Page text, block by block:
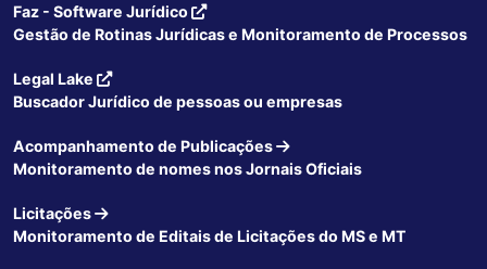
Faz - Software Jurídico
Gestão de Rotinas Jurídicas e Monitoramento de Processos
Legal Lake
Buscador Jurídico de pessoas ou empresas
Acompanhamento de Publicações
Monitoramento de nomes nos Jornais Oficiais
Licitações
Monitoramento de Editais de Licitações do MS e MT